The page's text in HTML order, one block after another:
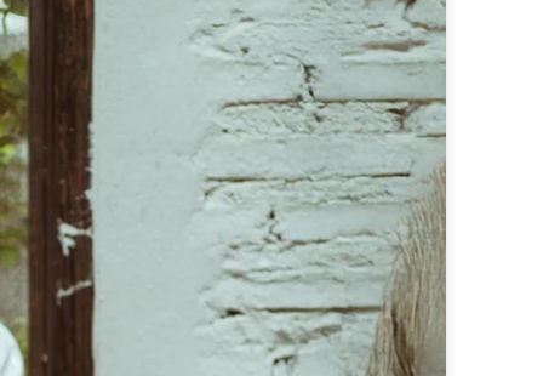
die deine marke live erlebbar macht
in den content integriert sind
ads für maximale effizienz